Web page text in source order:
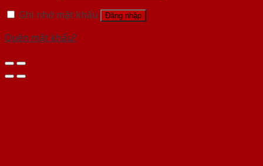
Ghi nhớ mật khẩu
Đăng nhập
Quên mật khẩu?